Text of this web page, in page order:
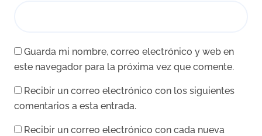
Guarda mi nombre, correo electrónico y web en
este navegador para la próxima vez que comente.
Recibir un correo electrónico con los siguientes
comentarios a esta entrada.
Recibir un correo electrónico con cada nueva